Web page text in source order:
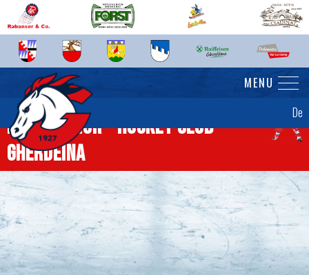
De
MENU
News Senior - Hockey Club
Gherdëina